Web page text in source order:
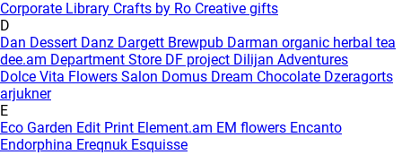
Corporate Library Crafts by Ro Creative gifts
D
Dan Dessert Danz Dargett Brewpub Darman organic herbal tea
dee.am Department Store DF project Dilijan Adventures
Dolce Vita Flowers Salon Domus Dream Chocolate Dzeragorts
arjukner
E
Eco Garden Edit Print Element.am EM flowers Encanto
Endorphina Ereqnuk Esquisse